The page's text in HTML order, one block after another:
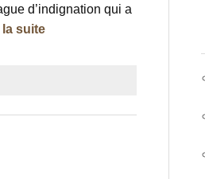
d’indignation qui a
la suite